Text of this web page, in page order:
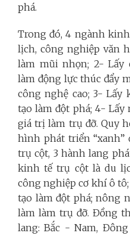
phá.
Trong đó, 4 ngành
lịch, công nghiệp văn
làm mũi nhọn; 2- Lấy
làm động lực thúc đẩy
công nghệ cao; 3- Lấy
tạo làm đột phá; 4-
giá trị làm trụ đỡ. Quy
hình phát triển
trụ cột, 3 hành lang
kinh tế trụ cột là du
công nghiệp cơ khí ô
tạo làm đột phá; nông
làm làm trụ đỡ. Đồng
lang: Bắc - Nam,